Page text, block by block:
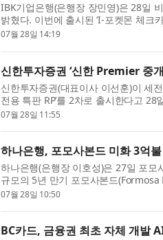
IBK기업은행(은행장 장민영)은 28일
밝혔다. 이번에 출시된 ‘I-포켓몬 체
파덕 △푸린 △메타몽 등 총 7종으로 구
07월 28일 14:19
신한투자증권 ‘신한 Premier 중
신한투자증권(대표이사 이선훈)이 세
전용 특판 RP’를 2차로 출시한다고
마감된 데 따른 추가 출시다. 이번 특판
07월 28일 11:55
하나은행, 포모사본드 미화 3억
하나은행(은행장 이호성)은 27일 포
규모의 5년 만기 포모사본드
모사본드 발행은 2019년 6월 미화 4억
07월 28일 10:50
BC카드, 금융권 최초 자체 개발